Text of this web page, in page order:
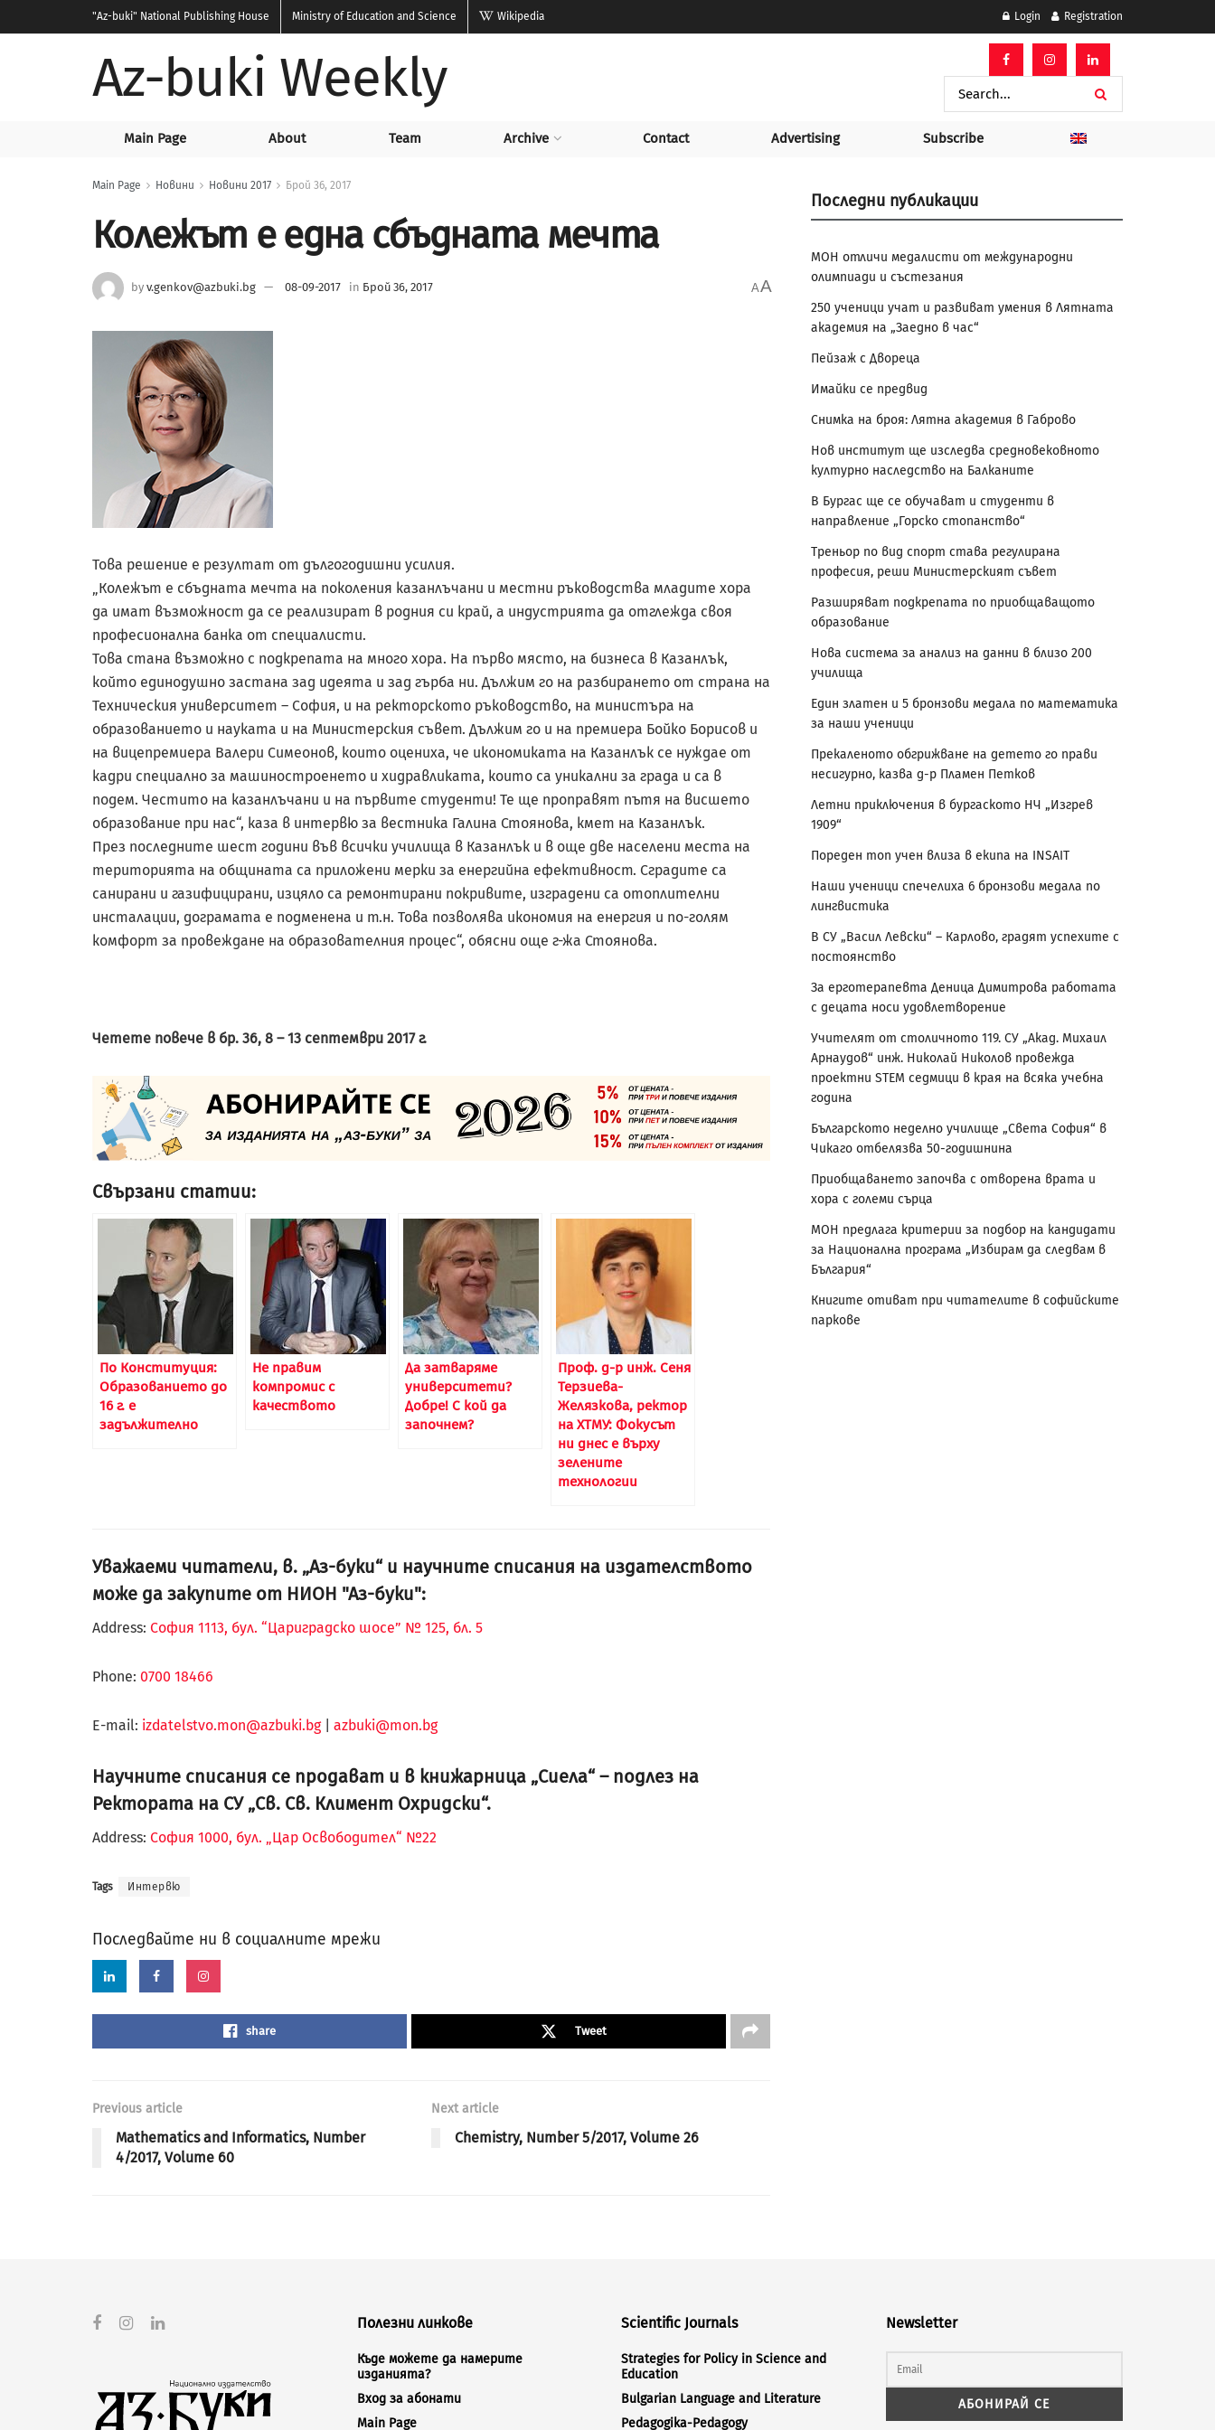
"Az-buki" National Publishing House Ministry of Education and Science Wikipedia Login Registration
Az-buki Weekly
Main Page About Team Archive Contact Advertising Subscribe
Main Page Новини Новини 2017 Брой 36, 2017
Колежът е една сбъдната мечта
by v.genkov@azbuki.bg 08-09-2017 in Брой 36, 2017 AA
Това решение е резултат от дългогодишни усилия.
„Колежът е сбъдната мечта на поколения казанлъчани и местни ръководства младите хора
да имат възможност да се реализират в родния си край, а индустрията да отглежда своя
професионална банка от специалисти.
Това стана възможно с подкрепата на много хора. На първо място, на бизнеса в Казанлък,
който единодушно застана зад идеята и зад гърба ни. Дължим го на разбирането от страна на
Техническия университет – София, и на ректорското ръководство, на министъра на
образованието и науката и на Министерския съвет. Дължим го и на премиера Бойко Борисов и
на вицепремиера Валери Симеонов, които оцениха, че икономиката на Казанлък се нуждае от
кадри специално за машиностроенето и хидравликата, които са уникални за града и са в
подем. Честито на казанлъчани и на първите студенти! Те ще проправят пътя на висшето
образование при нас“, каза в интервю за вестника Галина Стоянова, кмет на Казанлък.
През последните шест години във всички училища в Казанлък и в още две населени места на
територията на общината са приложени мерки за енергийна ефективност. Сградите са
санирани и газифицирани, изцяло са ремонтирани покривите, изградени са отоплителни
инсталации, дограмата е подменена и т.н. Това позволява икономия на енергия и по-голям
комфорт за провеждане на образователния процес“, обясни още г-жа Стоянова.
Четете повече в бр. 36, 8 – 13 септември 2017 г.
Свързани статии:
По Конституция:
Образованието до
16 г. е
задължително
Не правим
компромис с
качеството
Да затваряме
университети?
Добре! С кой да
започнем?
Проф. д-р инж. Сеня
Терзиева-
Желязкова, ректор
на ХТМУ: Фокусът
ни днес е върху
зелените
технологии
Уважаеми читатели, в. „Аз-буки“ и научните списания на издателството
може да закупите от НИОН "Аз-буки":
Address: София 1113, бул. “Цариградско шосе” № 125, бл. 5
Phone: 0700 18466
Е-mail: izdatelstvo.mon@azbuki.bg| azbuki@mon.bg
Научните списания се продават и в книжарница „Сиела“ – подлез на
Ректората на СУ „Св. Св. Климент Охридски“.
Address: София 1000, бул. „Цар Освободител“ №22
Tags Интервю
Последвайте ни в социалните мрежи
share Tweet
Previous article
Mathematics and Informatics, Number
4/2017, Volume 60
Next article
Chemistry, Number 5/2017, Volume 26
Последни публикации
МОН отличи медалисти от международни
олимпиади и състезания
250 ученици учат и развиват умения в Лятната
академия на „Заедно в час“
Пейзаж с Двореца
Имайки се предвид
Снимка на броя: Лятна академия в Габрово
Нов институт ще изследва средновековното
културно наследство на Балканите
В Бургас ще се обучават и студенти в
направление „Горско стопанство“
Треньор по вид спорт става регулирана
професия, реши Министерският съвет
Разширяват подкрепата по приобщаващото
образование
Нова система за анализ на данни в близо 200
училища
Един златен и 5 бронзови медала по математика
за наши ученици
Прекаленото обгрижване на детето го прави
несигурно, казва д-р Пламен Петков
Летни приключения в бургаското НЧ „Изгрев
1909“
Пореден топ учен влиза в екипа на INSAIT
Наши ученици спечелиха 6 бронзови медала по
лингвистика
В СУ „Васил Левски“ – Карлово, градят успехите с
постоянство
За ерготерапевта Деница Димитрова работата
с децата носи удовлетворение
Учителят от столичното 119. СУ „Акад. Михаил
Арнаудов“ инж. Николай Николов провежда
проектни STEM седмици в края на всяка учебна
година
Българското неделно училище „Света София“ в
Чикаго отбелязва 50-годишнина
Приобщаването започва с отворена врата и
хора с големи сърца
МОН предлага критерии за подбор на кандидати
за Национална програма „Избирам да следвам в
България“
Книгите отиват при читателите в софийските
паркове
Полезни линкове
Къде можете да намерите
изданията?
Вход за абонати
Main Page
Scientific Journals
Strategies for Policy in Science and
Education
Bulgarian Language and Literature
Pedagogika-Pedagogy
Newsletter